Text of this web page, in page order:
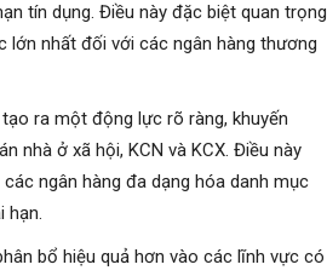
tín dụng. Điều này đặc biệt quan trọng
nhất đối với các ngân hàng thương
ra một động lực rõ ràng, khuyến
nhà ở xã hội, KCN và KCX. Điều này
ngân hàng đa dạng hóa danh mục
hạn.
bổ hiệu quả hơn vào các lĩnh vực có